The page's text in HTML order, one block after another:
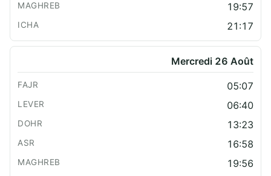
19:57
21:17
Mercredi 26 Août
05:07
06:40
13:23
16:58
19:56